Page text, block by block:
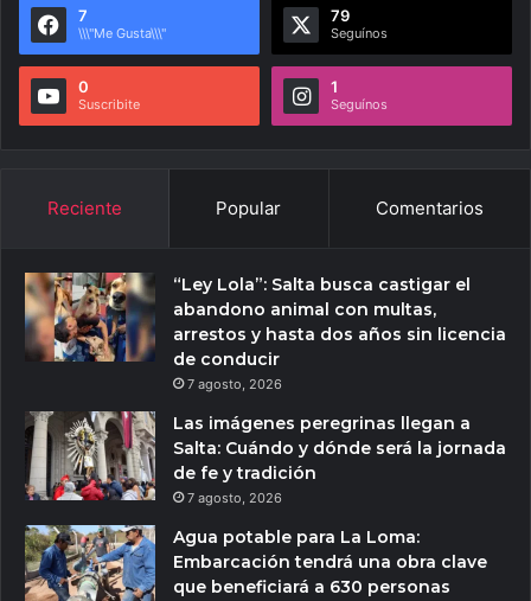
7
\\\"Me Gusta\\\"
79
Seguínos
0
Suscribite
1
Seguínos
Reciente Popular Comentarios
“Ley Lola”: Salta busca castigar el
abandono animal con multas,
arrestos y hasta dos años sin licencia
de conducir
7 agosto, 2026
Las imágenes peregrinas llegan a
Salta: Cuándo y dónde será la jornada
de fe y tradición
7 agosto, 2026
Agua potable para La Loma:
Embarcación tendrá una obra clave
que beneficiará a 630 personas